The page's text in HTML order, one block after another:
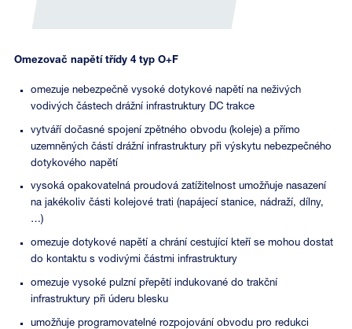
Omezovač napětí třídy 4 typ O+F
omezuje nebezpečně vysoké dotykové napětí na neživých
vodivých částech drážní infrastruktury DC trakce
vytváří dočasné spojení zpětného obvodu (koleje) a přímo
uzemněných částí drážní infrastruktury při výskytu nebezpečného
dotykového napětí
vysoká opakovatelná proudová zatížitelnost umožňuje nasazení
na jakékoliv části kolejové trati (napájecí stanice, nádraží, dílny,
…)
omezuje dotykové napětí a chrání cestující kteří se mohou dostat
do kontaktu s vodivými částmi infrastruktury
omezuje vysoké pulzní přepětí indukované do trakční
infrastruktury při úderu blesku
umožňuje programovatelné rozpojování obvodu pro redukci